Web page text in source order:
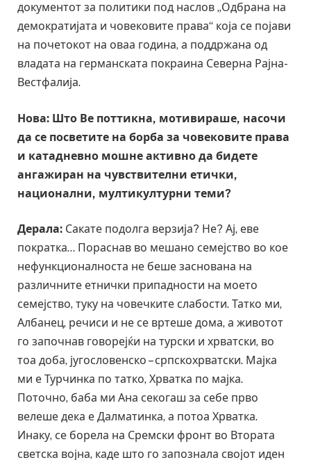
документот за политики под наслов „Одбрана на
демократијата и човековите права“ која се појави
на почетокот на оваа година, а поддржана од
владата на германската покраина Северна Рајна-
Вестфалија.
Нова: Што Ве поттикна, мотивираше, насочи
да се посветите на борба за човековите права
и катадневно мошне активно да бидете
ангажиран на чувствителни етички,
национални, мултикултурни теми?
Дерала: Сакате подолга верзија? Не? Ај, еве
пократка… Пораснав во мешано семејство во кое
нефункционалноста не беше заснована на
различните етнички припадности на моето
семејство, туку на човечките слабости. Татко ми,
Албанец, речиси и не се вртеше дома, а животот
го започнав говорејќи на турски и хрватски, во
тоа доба, југословенско – српскохрватски. Мајка
ми е Турчинка по татко, Хрватка по мајка.
Поточно, баба ми Ана секогаш за себе прво
велеше дека е Далматинка, а потоа Хрватка.
Инаку, се борела на Сремски фронт во Втората
светска војна, каде што го запознала својот иден